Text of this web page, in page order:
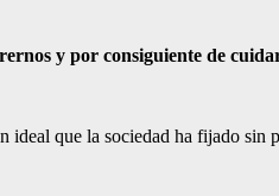
y por consiguiente de
ideal que la sociedad ha fijado sin